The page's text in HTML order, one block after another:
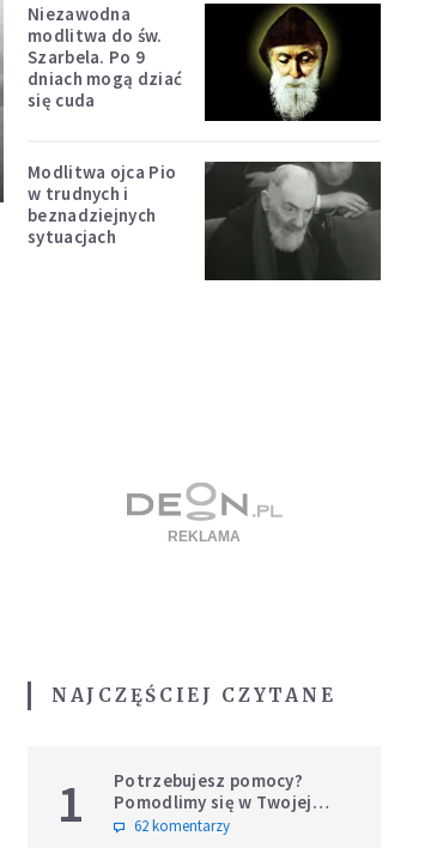
Niezawodna
modlitwa do św.
Szarbela. Po 9
dniach mogą dziać
się cuda
Modlitwa ojca Pio
w trudnych i
beznadziejnych
sytuacjach
NAJCZĘŚCIEJ CZYTANE
1
Potrzebujesz pomocy?
Pomodlimy się w Twojej
intencji
62 komentarzy